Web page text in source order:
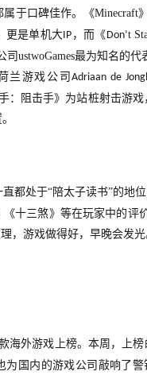
属于口碑佳作。《Minecraft
更是单机大IP ，而《 Don’t
司ustwoGames最为知名的代
兰游戏公司Adriaan de
：阻击手》为站桩射击游戏
直都处于“陪太子读书”的地
十三煞》等在玩家中的
，游戏做得好，早晚会发光
海外游戏上榜。本周，上
为国内的游戏公司敲响了